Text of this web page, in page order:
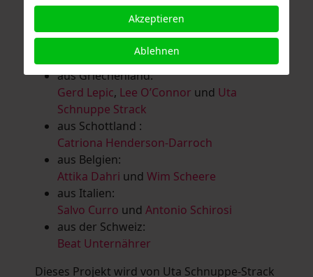
Lanzl,Heidrun MalComes,Christa Mayer-
Guntram Prochaska
Schaub,Vera Schaub,Birgit Schweimler &
Serge DevadderundRolf Thärichen
aus Griechenland:
Gerd Lepic, Lee O’Connor und Uta
Schnuppe Strack
aus Schottland :
Catriona Henderson-Darroch
aus Belgien:
Attika Dahri und Wim Scheere
aus Italien:
Salvo Curro und Antonio Schirosi
aus der Schweiz:
Beat Unternährer
Dieses Projekt wird von Uta Schnuppe-Strack
Akzeptieren
Ablehnen